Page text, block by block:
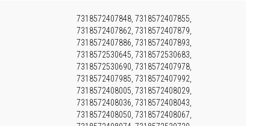
7318572407848, 7318572407855,
7318572407862, 7318572407879,
7318572407886, 7318572407893,
7318572530645, 7318572530683,
7318572530690, 7318572407978,
7318572407985, 7318572407992,
7318572408005, 7318572408029,
7318572408036, 7318572408043,
7318572408050, 7318572408067,